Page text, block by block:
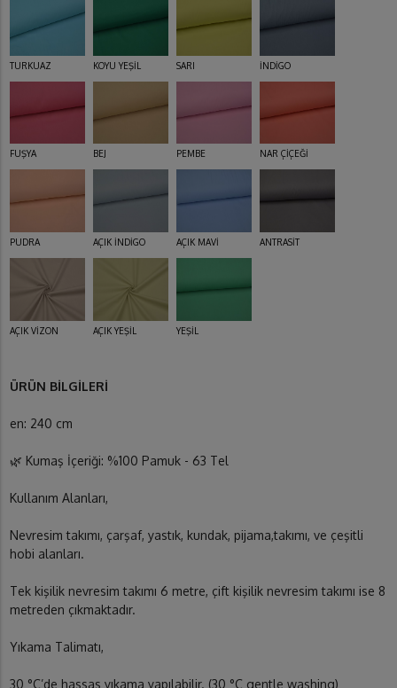
TURKUAZ KOYU YEŞİL SARI İNDİGO
FUŞYA BEJ PEMBE NAR ÇİÇEĞİ
PUDRA AÇIK İNDİGO AÇIK MAVİ ANTRASİT
AÇIK VİZON AÇIK YEŞİL YEŞİL
ÜRÜN BİLGİLERİ
en: 240 cm
🌿 Kumaş İçeriği: %100 Pamuk - 63 Tel
Kullanım Alanları,
Nevresim takımı, çarşaf, yastık, kundak, pijama,takımı, ve çeşitli
hobi alanları.
Tek kişilik nevresim takımı 6 metre, çift kişilik nevresim takımı ise 8
metreden çıkmaktadır.
Yıkama Talimatı,
30 °C’de hassas yıkama yapılabilir. (30 °C gentle washing)